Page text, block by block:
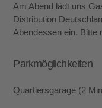
Am Abend lädt uns
Distribution
Abendessen ein. Bitte
Parkmöglichkeiten
Quartiersgarage (2